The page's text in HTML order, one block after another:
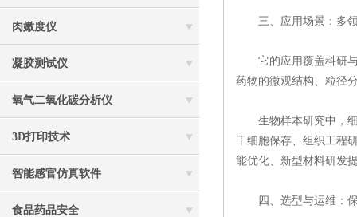
肉嫩度仪
凝胶测试仪
氧气二氧化碳分析仪
3D打印技术
智能感官仿真软件
食品药品安全
三、应用场景：多领
它的应用覆盖科研与
药物的微观结构、粒径
生物样本研究中，细
干细胞保存、组织工程
能优化、新型材料研发
四、选型与运维：保